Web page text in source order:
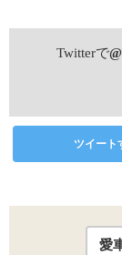
Twitterで
ツイート
愛